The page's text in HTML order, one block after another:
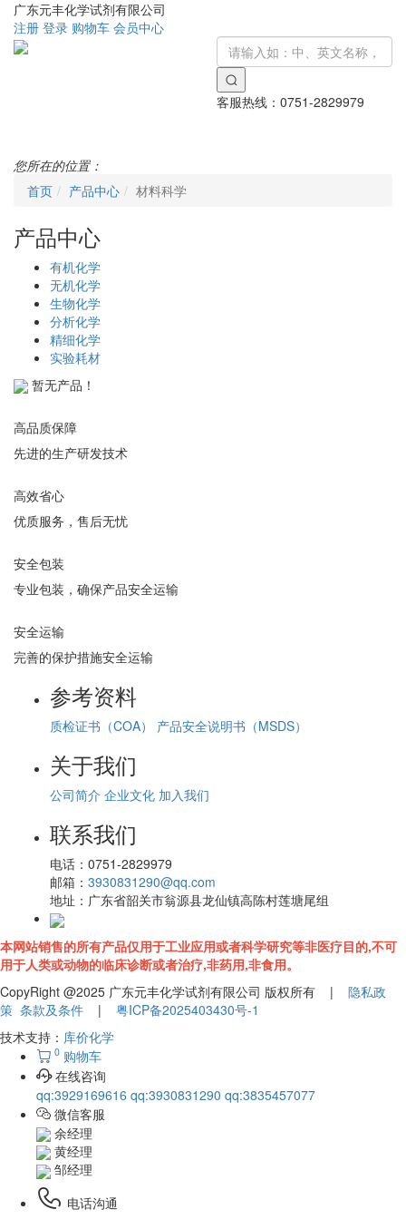
广东元丰化学试剂有限公司
注册 登录 购物车 会员中心
客服热线： 0751-2829979
您所在的位置：
首页
产品中心 材料科学
产品中心
有机化学
无机化学
生物化学
分析化学
精细化学
实验耗材
暂无产品！
高品质保障
先进的生产研发技术
高效省心
优质服务，售后无忧
安全包装
专业包装，确保产品安全运输
安全运输
完善的保护措施安全运输
参考资料
质检证书（COA） 产品安全说明书（MSDS）
关于我们
公司简介 企业文化 加入我们
联系我们
电话： 0751-2829979
邮箱： 3930831290@qq.com
地址： 广东省韶关市翁源县龙仙镇高陈村莲塘尾组
本网站销售的所有产品仅用于工业应用或者科学研究等非医疗目的,不可
用于人类或动物的临床诊断或者治疗,非药用,非食用。
CopyRight @2025 广东元丰化学试剂有限公司 版权所有 | 隐私政
策 条款及条件 | 粤ICP备2025403430号-1
技术支持： 库价化学
0 购物车
在线咨询
qq:3929169616 qq:3930831290 qq:3835457077
微信客服
余经理
黄经理
邹经理
电话沟通